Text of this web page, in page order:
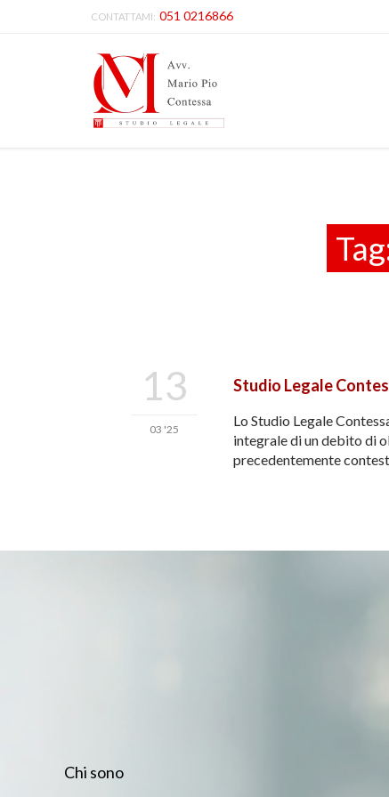
CONTATTAMI: 051 0216866
13
03 '25
Studio Legale
Lo Studio Legale
integrale di un debito di
precedentemente
Chi sono